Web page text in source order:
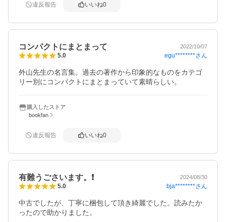
違反報告 いいね0
コンパクトにまとまって 2022/10/07
5.0 egu********さん
外山先生の名言集。過去の著作から印象的なものをカテゴ
リー別にコンパクトにまとまっていて素晴らしい。
購入したストア
bookfan
違反報告 いいね0
有難うごさいます。❗️ 2024/08/30
5.0 bja********さん
中古でしたが、丁寧に梱包して頂き綺麗でした。読みたか
ったので助かりました。